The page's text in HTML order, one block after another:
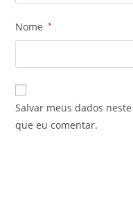
Nome *
Salvar meus dados
que eu comentar.